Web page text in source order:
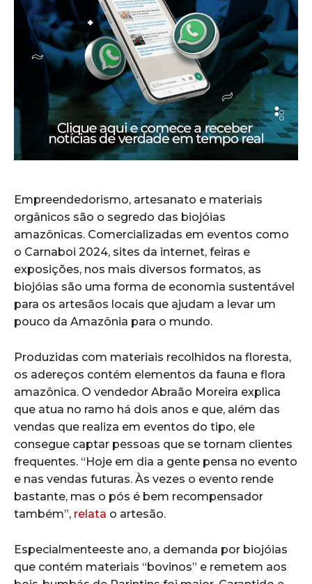
Empreendedorismo, artesanato e materiais
orgânicos são o segredo das biojóias
amazônicas. Comercializadas em eventos como
o Carnaboi 2024, sites da internet, feiras e
exposições, nos mais diversos formatos, as
biojóias são uma forma de economia sustentável
para os artesãos locais que ajudam a levar um
pouco da Amazônia para o mundo.
Produzidas com materiais recolhidos na floresta,
os adereços contém elementos da fauna e flora
amazônica. O vendedor Abraão Moreira explica
que atua no ramo há dois anos e que, além das
vendas que realiza em eventos do tipo, ele
consegue captar pessoas que se tornam clientes
frequentes. “Hoje em dia a gente pensa no evento
e nas vendas futuras. Às vezes o evento rende
bastante, mas o pós é bem recompensador
também”, relata o artesão.
Especialmenteeste ano, a demanda por biojóias
que contém materiais “bovinos” e remetem aos